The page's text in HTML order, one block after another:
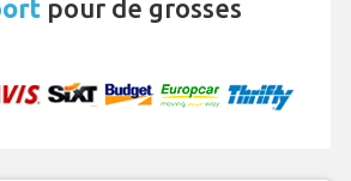
pour de grosses